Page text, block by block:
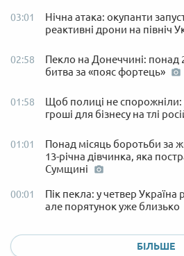
03:01
Нічна атака: окупанти
реактивні дрони на північ
02:58
Пекло на Донеччині: понад
битва за «пояс фортець»
01:58
Щоб полиці не спорожніли:
гроші для бізнесу на тлі
01:01
Понад місяць боротьби за
13-річна дівчинка, яка
Сумщині
00:01
Пік пекла: у четвер Україна
але порятунок уже близько
БІЛЬШЕ